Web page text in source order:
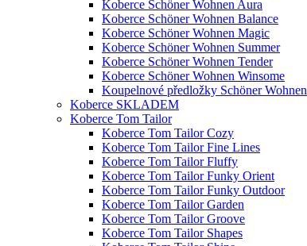
Koberce Schöner Wohnen Aura
Koberce Schöner Wohnen Balance
Koberce Schöner Wohnen Magic
Koberce Schöner Wohnen Summer
Koberce Schöner Wohnen Tender
Koberce Schöner Wohnen Winsome
Koupelnové předložky Schöner Wohnen
Koberce SKLADEM
Koberce Tom Tailor
Koberce Tom Tailor Cozy
Koberce Tom Tailor Fine Lines
Koberce Tom Tailor Fluffy
Koberce Tom Tailor Funky Orient
Koberce Tom Tailor Funky Outdoor
Koberce Tom Tailor Garden
Koberce Tom Tailor Groove
Koberce Tom Tailor Shapes